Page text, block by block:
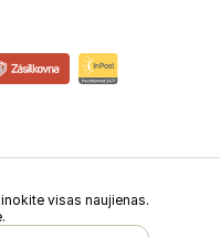
visas naujienas.